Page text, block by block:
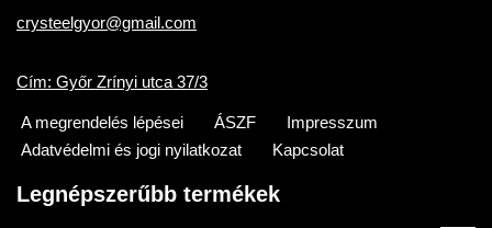
crysteelgyor@gmail.com
Cím: Győr Zrínyi utca 37/3
A megrendelés lépései ÁSZF
Impresszum
Adatvédelmi és jogi nyilatkozat
Kapcsolat
Legnépszerűbb termékek